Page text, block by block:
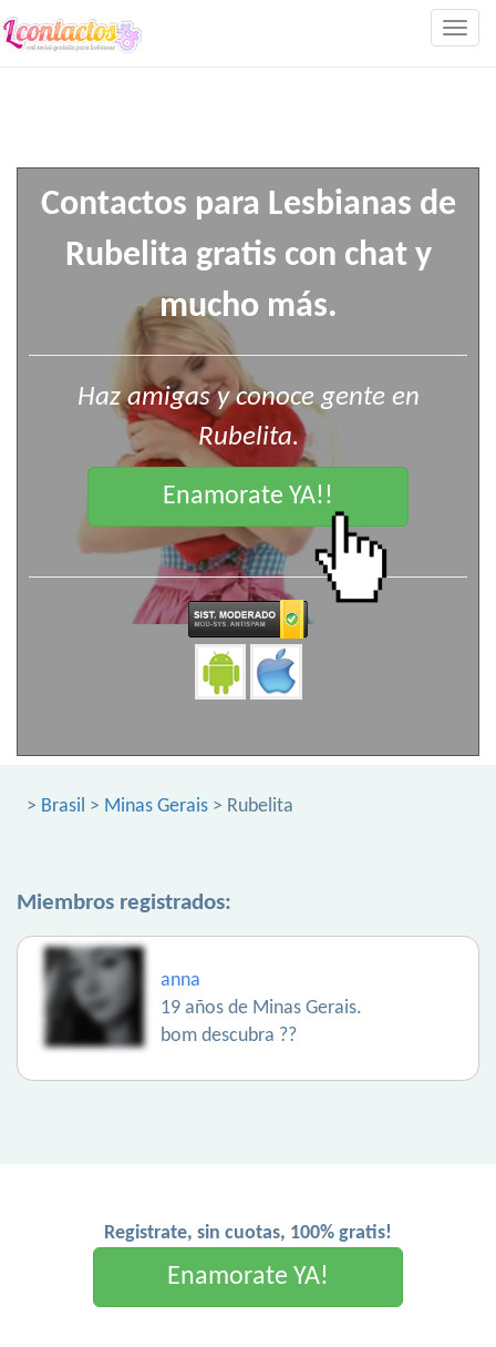
Contactos para Lesbianas de
Rubelita gratis con chat y
mucho más.
Haz amigas y conoce gente en
Rubelita.
Enamorate YA!!
> Brasil > Minas Gerais > Rubelita
Miembros registrados:
anna
19 años de Minas Gerais.
bom descubra ??
Registrate, sin cuotas, 100% gratis!
Enamorate YA!